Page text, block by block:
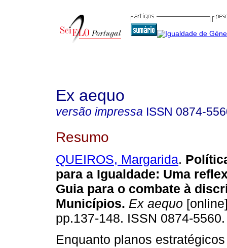
Ex aequo
versão impressa ISSN 0874-
Resumo
QUEIROS, Margarida.
para a Igualdade: Uma
Guia para o combate à
Municípios. Ex aequo
pp.137-148. ISSN 0874-5560.
Enquanto planos